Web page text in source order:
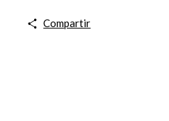
Compartir